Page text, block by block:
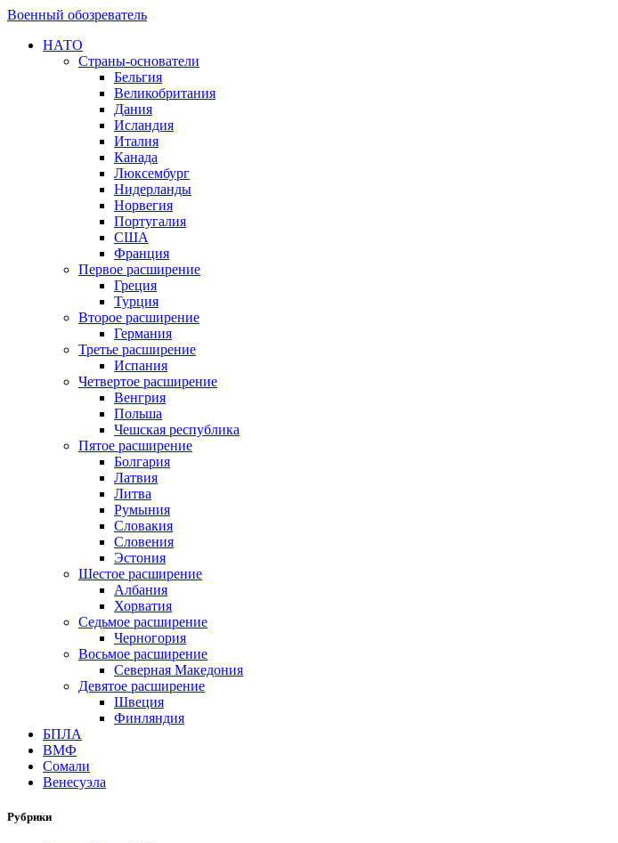
Военный обозреватель
НАТО
Страны-основатели
Бельгия
Великобритания
Дания
Исландия
Италия
Канада
Люксембург
Нидерланды
Норвегия
Португалия
США
Франция
Первое расширение
Греция
Турция
Второе расширение
Германия
Третье расширение
Испания
Четвертое расширение
Венгрия
Польша
Чешская республика
Пятое расширение
Болгария
Латвия
Литва
Румыния
Словакия
Словения
Эстония
Шестое расширение
Албания
Хорватия
Седьмое расширение
Черногория
Восьмое расширение
Северная Македония
Девятое расширение
Швеция
Финляндия
БПЛА
ВМФ
Сомали
Венесуэла
Рубрики